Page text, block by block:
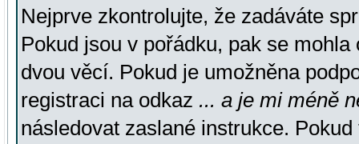
Nejprve zkontrolujte, že zadáváte
Pokud jsou v pořádku, pak se
dvou věcí. Pokud je umožněna
registraci na odkaz ... a je mi méně
následovat zaslané instrukce.